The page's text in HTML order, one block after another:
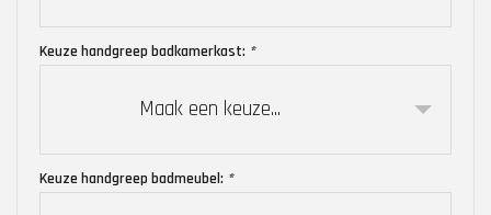
Keuze handgreep badkamerkast: *
Maak een keuze...
Keuze handgreep badmeubel: *